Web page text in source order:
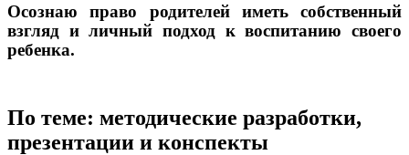
Осознаю право родителей иметь собственный
взгляд и личный подход к воспитанию своего
ребенка.
По теме: методические разработки,
презентации и конспекты